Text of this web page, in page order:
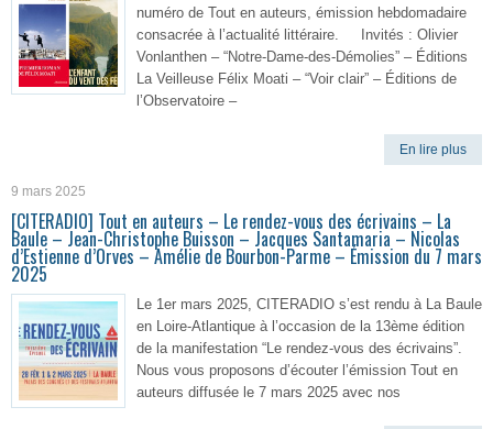
numéro de Tout en auteurs, émission hebdomadaire
consacrée à l’actualité littéraire. Invités : Olivier
Vonlanthen – “Notre-Dame-des-Démolies” – Éditions
La Veilleuse Félix Moati – “Voir clair” – Éditions de
l’Observatoire –
En lire plus
9 mars 2025
[CITERADIO] Tout en auteurs – Le rendez-vous des écrivains – La
Baule – Jean-Christophe Buisson – Jacques Santamaria – Nicolas
d’Estienne d’Orves – Amélie de Bourbon-Parme – Émission du 7 mars
2025
Le 1er mars 2025, CITERADIO s’est rendu à La Baule
en Loire-Atlantique à l’occasion de la 13ème édition
de la manifestation “Le rendez-vous des écrivains”.
Nous vous proposons d’écouter l’émission Tout en
auteurs diffusée le 7 mars 2025 avec nos